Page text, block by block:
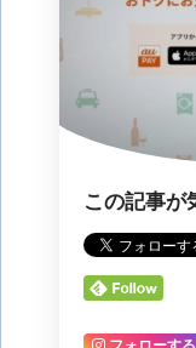
この記事が